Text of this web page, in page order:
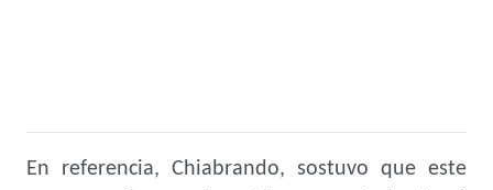
En referencia, Chiabrando, sostuvo que este